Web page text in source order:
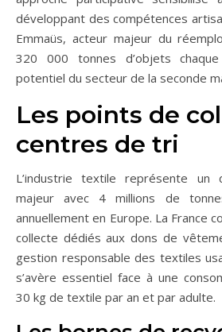
développant des compétences
Emmaüs, acteur majeur du
320 000 tonnes d’objets
potentiel du secteur de la seconde
Les points de
centres de tri
L’industrie textile représente un
majeur avec 4 millions de
annuellement en Europe. La France
collecte dédiés aux dons de
gestion responsable des textiles
s’avère essentiel face à une
30 kg de textile par an et par adulte.